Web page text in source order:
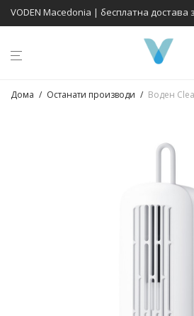
VODEN Macedonia | бесплатна достава
Дома / Останати производи / Воден Clean